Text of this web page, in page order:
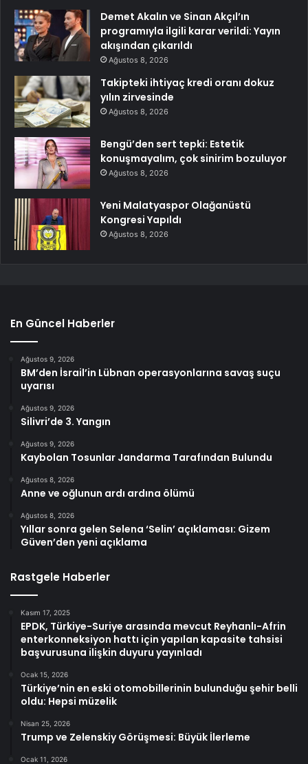
Demet Akalın ve Sinan Akçıl’ın
programıyla ilgili karar verildi: Yayın
akışından çıkarıldı
Ağustos 8, 2026
Takipteki ihtiyaç kredi oranı dokuz
yılın zirvesinde
Ağustos 8, 2026
Bengü’den sert tepki: Estetik
konuşmayalım, çok sinirim bozuluyor
Ağustos 8, 2026
Yeni Malatyaspor Olağanüstü
Kongresi Yapıldı
Ağustos 8, 2026
En Güncel Haberler
Ağustos 9, 2026
BM’den İsrail’in Lübnan operasyonlarına savaş suçu
uyarısı
Ağustos 9, 2026
Silivri’de 3. Yangın
Ağustos 9, 2026
Kaybolan Tosunlar Jandarma Tarafından Bulundu
Ağustos 8, 2026
Anne ve oğlunun ardı ardına ölümü
Ağustos 8, 2026
Yıllar sonra gelen Selena ‘Selin’ açıklaması: Gizem
Güven’den yeni açıklama
Rastgele Haberler
Kasım 17, 2025
EPDK, Türkiye-Suriye arasında mevcut Reyhanlı-Afrin
enterkonneksiyon hattı için yapılan kapasite tahsisi
başvurusuna ilişkin duyuru yayınladı
Ocak 15, 2026
Türkiye’nin en eski otomobillerinin bulunduğu şehir belli
oldu: Hepsi müzelik
Nisan 25, 2026
Trump ve Zelenskiy Görüşmesi: Büyük İlerleme
Ocak 11, 2026